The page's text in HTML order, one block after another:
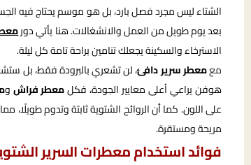
الشتاء ليس مجرد فصل بارد، بل هو موسم يحتاج فيه
بعد يوم طويل من العمل والانشغالات. هنا يأتي دور
الاسترخاء والسكينة يجعلك تنامين براحة تامة كل ليلة.
معمعطر سرير دافئ، لن تشعري بالبرودة فقط، بل
هوفن يراعي أعلى معايير الجودة، فكلمعطر فراشو
على اللون. كما أن الروائح الشتوية ثابتة وتدوم طويلًا،
مريحة ومستقرة.
فوائد استخدام معطرات السرير